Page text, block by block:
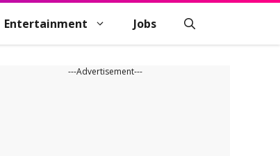
Entertainment Jobs
---Advertisement---